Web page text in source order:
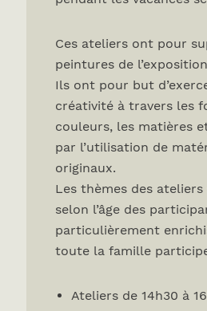
Ces ateliers ont pour
peintures de
Ils ont pour but
créativité à travers les
couleurs, les matières
par l’utilisation de
originaux.
Les thèmes des
selon l’âge des
particulièrement
toute la famille
Ateliers de 14h30 à